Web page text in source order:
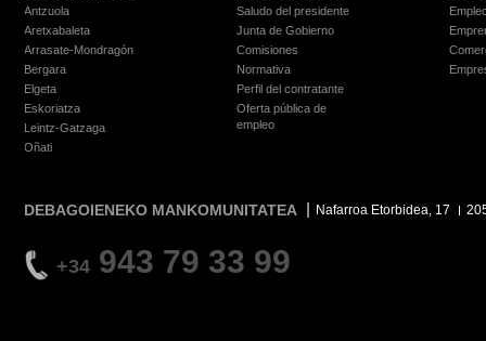
Antzuola
Aretxabaleta
Arrasate-Mondragón
Bergara
Elgeta
Eskoriatza
Leintz-Gatzaga
Oñati
Saludo del presidente
Junta de Gobierno
Comisiones
Normativa
Perfil del contratante
Oferta pública de
empleo
DEBAGOIENEKO MANKOMUNITATEA Nafarroa Etorbidea, 17
+34 943 79 33 99